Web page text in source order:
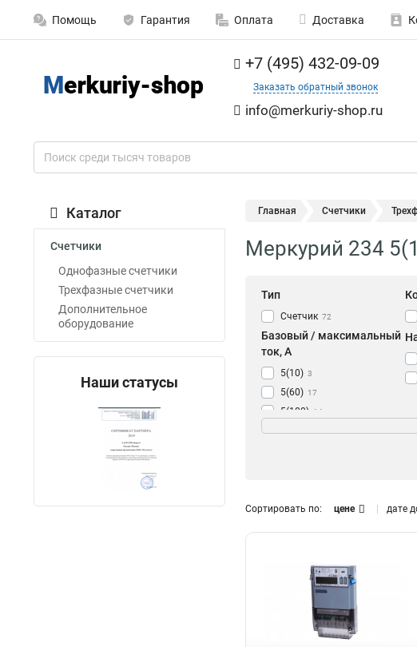
Помощь Гарантия Оплата Доставка
+7 (495) 432-09-09
Заказать обратный звонок
info@merkuriy-shop.ru
Каталог
Счетчики
Однофазные счетчики
Трехфазные счетчики
Дополнительное
оборудование
Наши статусы
Главная Счетчики
Меркурий 234
Тип
Счетчик 72
Базовый / максимальный
ток, А
5(10) 3
5(60) 17
5(100) 14
Сортировать по: цене дате